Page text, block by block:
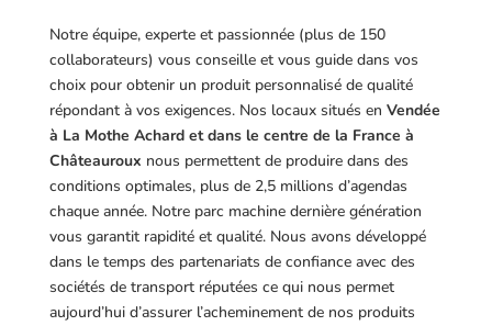
Notre équipe, experte et passionnée (plus de 150
collaborateurs) vous conseille et vous guide dans vos
choix pour obtenir un produit personnalisé de qualité
répondant à vos exigences. Nos locaux situés en Vendée
à La Mothe Achard et dans le centre de la France à
Châteauroux nous permettent de produire dans des
conditions optimales, plus de 2,5 millions d’agendas
chaque année. Notre parc machine dernière génération
vous garantit rapidité et qualité. Nous avons développé
dans le temps des partenariats de confiance avec des
sociétés de transport réputées ce qui nous permet
aujourd’hui d’assurer l’acheminement de nos produits